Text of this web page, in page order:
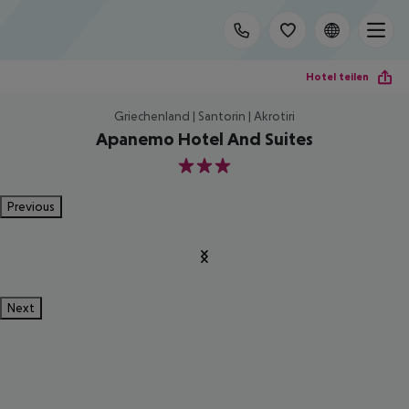
Hotel teilen
Griechenland | Santorin | Akrotiri
Apanemo Hotel And Suites
3
Previous
Next